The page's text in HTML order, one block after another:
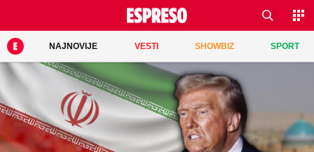
NAJNOVIJE VESTI SHOWBIZ SPORT